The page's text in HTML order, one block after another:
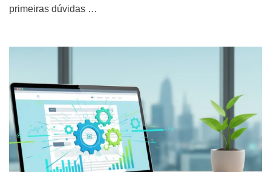
primeiras dúvidas …